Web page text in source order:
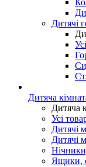
Дитячі
Дитяча
Дитяча
Усі
Дитячі
Дитячі
Ящики,